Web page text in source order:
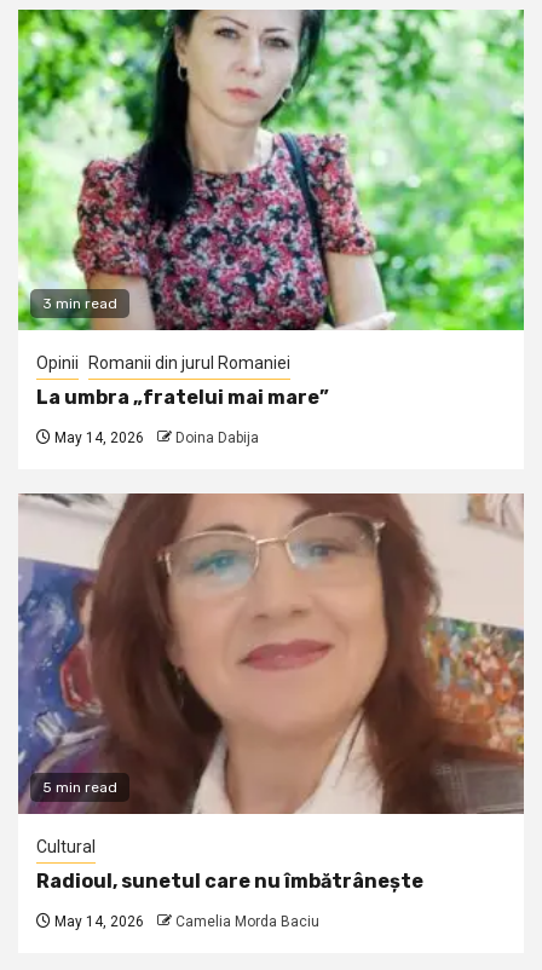
3 min read
Opinii Romanii din jurul Romaniei
La umbra „fratelui mai mare”
May 14, 2026 Doina Dabija
5 min read
Cultural
Radioul, sunetul care nu îmbătrânește
May 14, 2026 Camelia Morda Baciu